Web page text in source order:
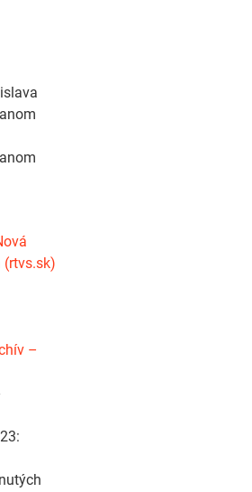
(rtvs.sk)
–